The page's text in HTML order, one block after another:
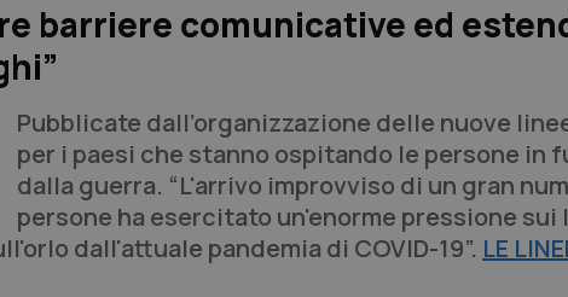
barriere comunicative ed
Pubblicate dall’organizzazione delle nuove
per i paesi che stanno ospitando le persone in
dalla guerra. “L'arrivo improvviso di un gran
persone ha esercitato un'enorme pressione sui
dall'attuale pandemia di COVID-19”. LE